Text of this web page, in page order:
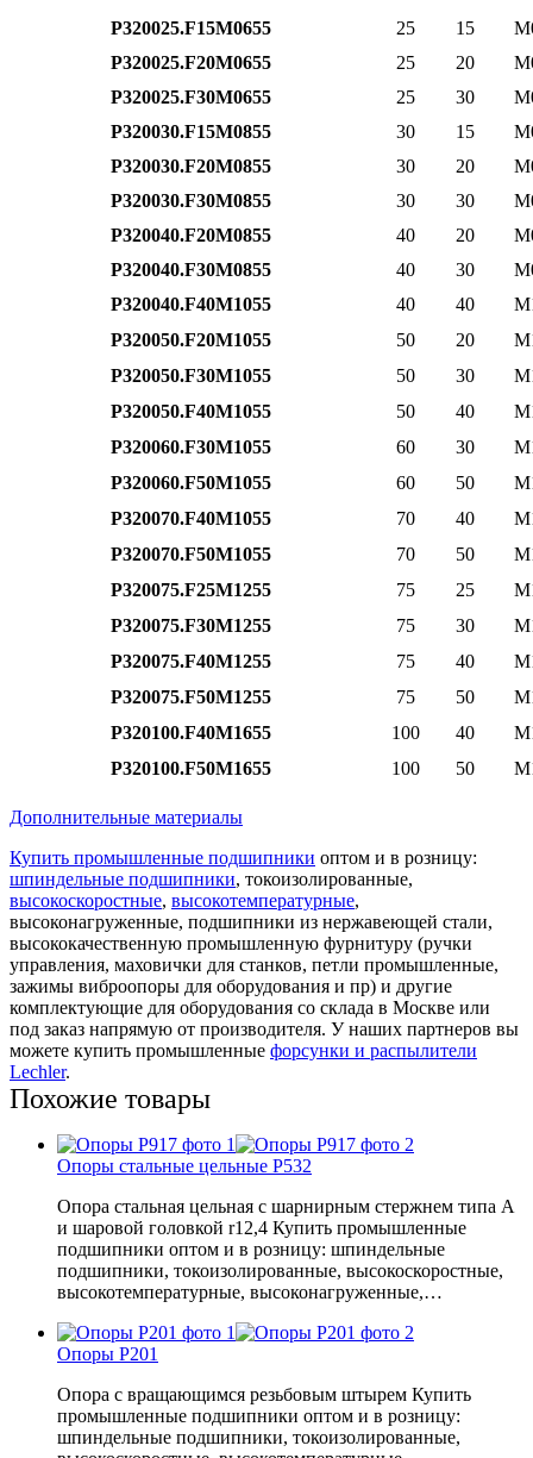
P320025.F15M0655
25 15
P320025.F20M0655
25 20
P320025.F30M0655
25 30
P320030.F15M0855
30 15
P320030.F20M0855
30 20
P320030.F30M0855
30 30
P320040.F20M0855
40 20
P320040.F30M0855
40 30
P320040.F40M1055
40 40
P320050.F20M1055
50 20
P320050.F30M1055
50 30
P320050.F40M1055
50 40
P320060.F30M1055
60 30
P320060.F50M1055
60 50
P320070.F40M1055
70 40
P320070.F50M1055
70 50
P320075.F25M1255
75 25
P320075.F30M1255
75 30
P320075.F40M1255
75 40
P320075.F50M1255
75 50
P320100.F40M1655
100 40
P320100.F50M1655
100 50
Дополнительные материалы
Купить промышленные подшипники оптом и в розницу:
шпиндельные подшипники, токоизолированные,
высокоскоростные, высокотемпературные,
высоконагруженные, подшипники из нержавеющей стали,
высококачественную промышленную фурнитуру (ручки
управления, маховички для станков, петли промышленные,
зажимы виброопоры для оборудования и пр) и другие
комплектующие для оборудования со склада в Москве или
под заказ напрямую от производителя. У наших партнеров вы
можете купить промышленные форсунки и распылители
Lechler.
Похожие товары
Опоры стальные цельные P532
Опора стальная цельная с шарнирным стержнем типа А
и шаровой головкой r12,4 Купить промышленные
подшипники оптом и в розницу: шпиндельные
подшипники, токоизолированные, высокоскоростные,
высокотемпературные, высоконагруженные,…
Опоры P201
Опора с вращающимся резьбовым штырем Купить
промышленные подшипники оптом и в розницу:
шпиндельные подшипники, токоизолированные,